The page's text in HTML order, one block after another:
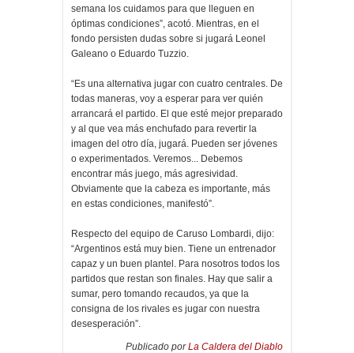
semana los cuidamos para que lleguen en
óptimas condiciones”, acotó. Mientras, en el
fondo persisten dudas sobre si jugará Leonel
Galeano o Eduardo Tuzzio.
“Es una alternativa jugar con cuatro centrales. De
todas maneras, voy a esperar para ver quién
arrancará el partido. El que esté mejor preparado
y al que vea más enchufado para revertir la
imagen del otro día, jugará. Pueden ser jóvenes
o experimentados. Veremos... Debemos
encontrar más juego, más agresividad.
Obviamente que la cabeza es importante, más
en estas condiciones, manifestó”.
Respecto del equipo de Caruso Lombardi, dijo:
“Argentinos está muy bien. Tiene un entrenador
capaz y un buen plantel. Para nosotros todos los
partidos que restan son finales. Hay que salir a
sumar, pero tomando recaudos, ya que la
consigna de los rivales es jugar con nuestra
desesperación”.
Publicado porLa Caldera del Diablo